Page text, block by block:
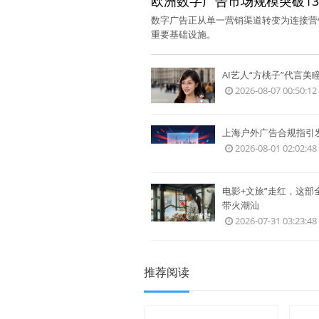
数字广告正从单一营销渠道转变为连接
重要基础设施。
AI艺人“方桃子”代言美
2026-08-07 00:50:12
上海户外广告合规指引
2026-08-01 02:02:48
电影+文旅”走红，这
带火潮汕
2026-07-31 03:23:48
推荐阅读